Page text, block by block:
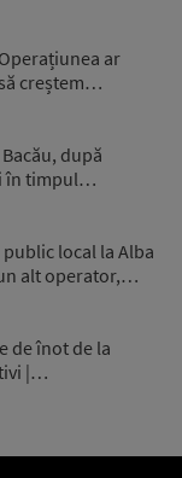
ar
creștem…
după
în timpul…
local la Alba
alt operator,…
de înot de la
|…